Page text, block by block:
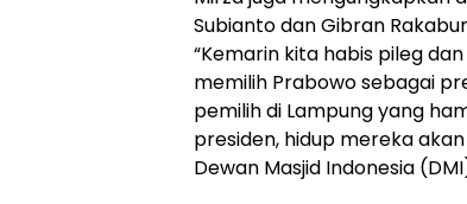
Subianto dan Gibran
“Kemarin kita habis pileg
memilih Prabowo sebagai
pemilih di Lampung yang
presiden, hidup mereka
Dewan Masjid Indonesia